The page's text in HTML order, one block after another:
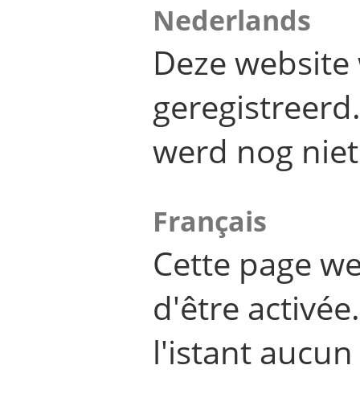
Nederlands
Deze
werd nog
Français
Cette page
d'être
l'istant